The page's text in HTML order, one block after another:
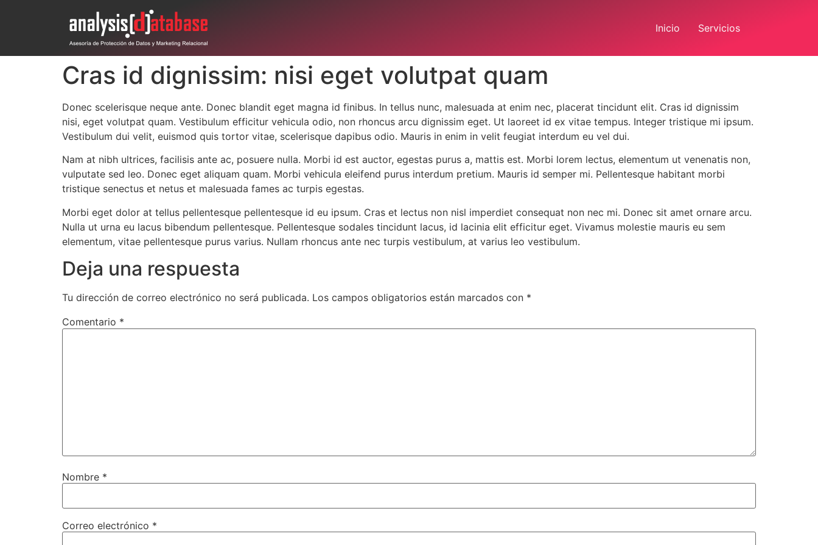
Inicio Servicios
Cras id dignissim: nisi eget volutpat quam
Donec scelerisque neque ante. Donec blandit eget magna id finibus. In tellus nunc, malesuada at enim nec, placerat tincidunt elit. Cras id dignissim
nisi, eget volutpat quam. Vestibulum efficitur vehicula odio, non rhoncus arcu dignissim eget. Ut laoreet id ex vitae tempus. Integer tristique mi ipsum.
Vestibulum dui velit, euismod quis tortor vitae, scelerisque dapibus odio. Mauris in enim in velit feugiat interdum eu vel dui.
Nam at nibh ultrices, facilisis ante ac, posuere nulla. Morbi id est auctor, egestas purus a, mattis est. Morbi lorem lectus, elementum ut venenatis non,
vulputate sed leo. Donec eget aliquam quam. Morbi vehicula eleifend purus interdum pretium. Mauris id semper mi. Pellentesque habitant morbi
tristique senectus et netus et malesuada fames ac turpis egestas.
Morbi eget dolor at tellus pellentesque pellentesque id eu ipsum. Cras et lectus non nisl imperdiet consequat non nec mi. Donec sit amet ornare arcu.
Nulla ut urna eu lacus bibendum pellentesque. Pellentesque sodales tincidunt lacus, id lacinia elit efficitur eget. Vivamus molestie mauris eu sem
elementum, vitae pellentesque purus varius. Nullam rhoncus ante nec turpis vestibulum, at varius leo vestibulum.
Deja una respuesta
Tu dirección de correo electrónico no será publicada. Los campos obligatorios están marcados con *
Comentario *
Nombre *
Correo electrónico *